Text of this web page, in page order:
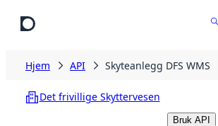
Hjem API Skyteanlegg DFS WMS
Det frivillige Skyttervesen
Bruk API